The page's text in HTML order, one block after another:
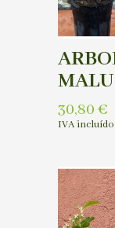
30,80 €
IVA incluído